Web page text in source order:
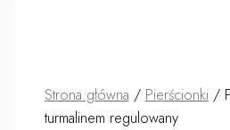
Strona główna / Pierścionki/
turmalinem regulowany